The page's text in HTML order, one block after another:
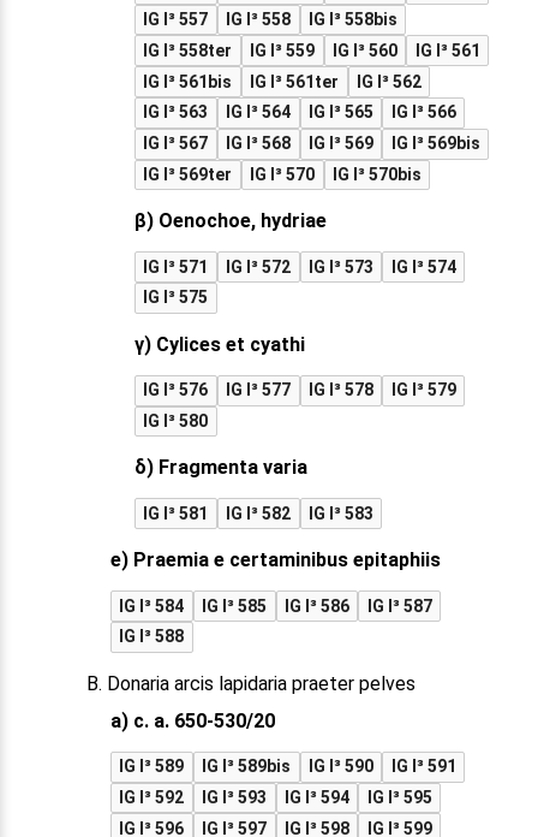
IG I³ 557
IG I³ 558
IG I³ 558bis
IG I³ 558ter
IG I³ 559 IG I³ 560
IG I³ 561
IG I³ 561bis
IG I³ 561ter
IG I³ 562
IG I³ 563
IG I³ 564 IG I³ 565
IG I³ 566
IG I³ 567
IG I³ 568 IG I³ 569
IG I³ 569bis
IG I³ 569ter
IG I³ 570 IG I³ 570bis
β) Oenochoe, hydriae
IG I³ 571 IG I³ 572 IG I³ 573
IG I³ 574
IG I³ 575
γ) Cylices et cyathi
IG I³ 576 IG I³ 577 IG I³ 578
IG I³ 579
IG I³ 580
δ) Fragmenta varia
IG I³ 581 IG I³ 582 IG I³ 583
e) Praemia e certaminibus epitaphiis
IG I³ 584 IG I³ 585 IG I³ 586
IG I³ 587
IG I³ 588
B. Donaria arcis lapidaria praeter pelves
a) c. a. 650-530/20
IG I³ 589 IG I³ 589bis IG I³ 590
IG I³ 591
IG I³ 592
IG I³ 593 IG I³ 594
IG I³ 595
IG I³ 596
IG I³ 597 IG I³ 598 IG I³ 599